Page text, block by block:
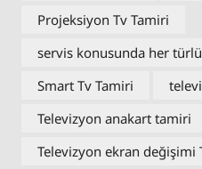
Projeksiyon Tv Tamiri
servis konusunda her
Smart Tv Tamiri
Televizyon anakart tamiri
Televizyon ekran değişimi